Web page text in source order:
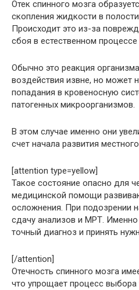
Отек спинного мозга
скопления жидкости в
Происходит это из-за
сбоя в естественном
Обычно это реакция
воздействия извне, но может
попадания в кровеносную
патогенных микроорганизмов.
В этом случае именно они
счет начала развития
[attention type=yellow]
Такое состояние опасно для
медицинской помощи
осложнения. При подозрении
сдачу анализов и МРТ.
точный диагноз и принять
[/attention]
Отечность спинного мозга
что упрощает процесс выбора